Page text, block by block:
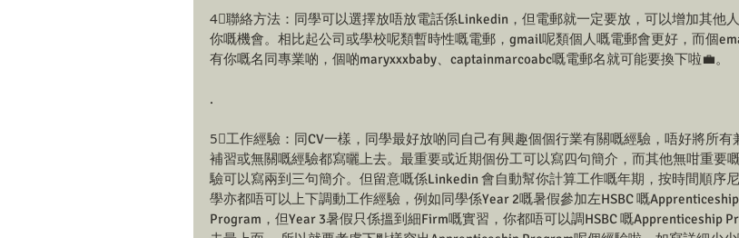
4⃣聯絡方法：同學可以選擇放唔放電話係Linkedin，但電郵就一定要放，可以增加其他
你嘅機會。相比起公司或學校呢類暫時性嘅電郵，gmail呢類個人嘅電郵會更好，而個
有你嘅名同專業啲，個啲maryxxxbaby、captainmarcoabc嘅電郵名就可能要換下啦💼。
.
5⃣工作經驗：同CV一樣，同學最好放啲同自己有興趣個個行業有關嘅經驗，唔好將所有
補習或無關嘅經驗都寫曬上去。最重要或近期個份工可以寫四句簡介，而其他無咁重要
驗可以寫兩到三句簡介。但留意嘅係Linkedin 會自動幫你計算工作嘅年期，按時間順序
學亦都唔可以上下調動工作經驗，例如同學係Year 2嘅暑假參加左HSBC 嘅Apprenticeship
Program，但Year 3暑假只係搵到細Firm嘅實習，你都唔可以調HSBC 嘅Apprenticeship